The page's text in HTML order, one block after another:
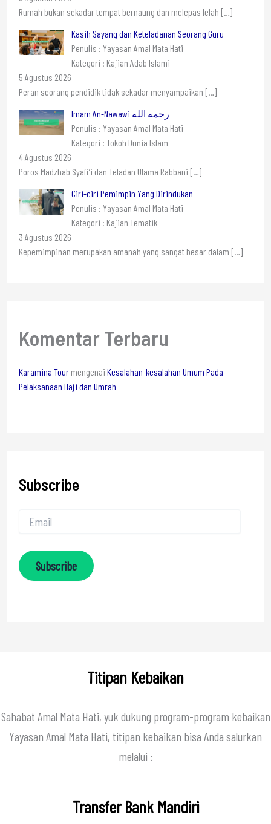
Rumah bukan sekadar tempat bernaung dan melepas lelah […]
Kasih Sayang dan Keteladanan Seorang Guru
Penulis : Yayasan Amal Mata Hati
Kategori : Kajian Adab Islami
5 Agustus 2026
Peran seorang pendidik tidak sekadar menyampaikan […]
Imam An-Nawawi رحمه الله
Penulis : Yayasan Amal Mata Hati
Kategori : Tokoh Dunia Islam
4 Agustus 2026
Poros Madzhab Syafi’i dan Teladan Ulama Rabbani […]
Ciri-ciri Pemimpin Yang Dirindukan
Penulis : Yayasan Amal Mata Hati
Kategori : Kajian Tematik
3 Agustus 2026
Kepemimpinan merupakan amanah yang sangat besar dalam […]
Komentar Terbaru
Karamina Tourmengenai Kesalahan-kesalahan Umum Pada
Pelaksanaan Haji dan Umrah
Subscribe
Subscribe
Titipan Kebaikan
Sahabat Amal Mata Hati, yuk dukung program-program kebaikan
Yayasan Amal Mata Hati, titipan kebaikan bisa Anda salurkan
melalui :
Transfer Bank Mandiri